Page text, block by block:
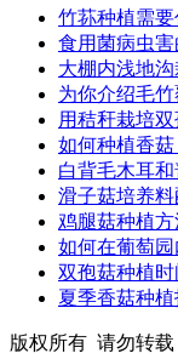
竹荪种植需
食用菌病虫
大棚内浅地
为你介绍毛
用秸秆栽培
如何种植香
白背毛木耳
滑子菇培养
鸡腿菇种植
如何在葡萄
双孢菇种植
夏季香菇种
版权所有 请勿转载